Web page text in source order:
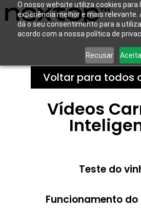
O nosso website utiliza cookies para
experiência melhor e mais relevante.
dá o seu consentimento para a
acordo com a nossa política de
Recusar
Voltar para todos
Vídeos
Teste do
Funcionamento